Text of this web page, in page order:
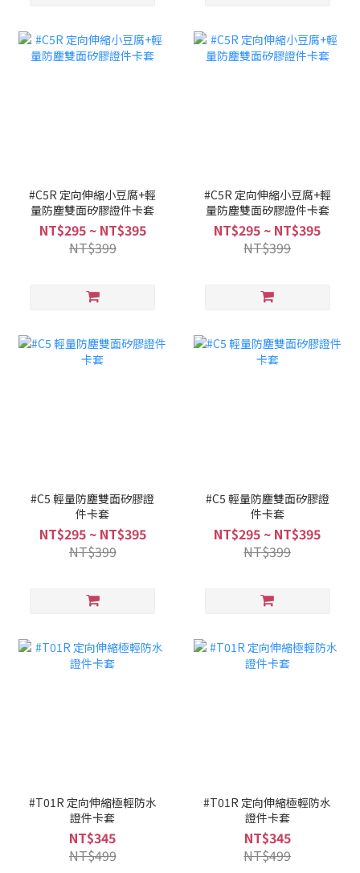
#C5R 定向伸縮小豆腐+輕
量防塵雙面矽膠證件卡套
NT$295 ~ NT$395
NT$399
#C5R 定向伸縮小豆腐+輕
量防塵雙面矽膠證件卡套
NT$295 ~ NT$395
NT$399
#C5 輕量防塵雙面矽膠證
件卡套
NT$295 ~ NT$395
NT$399
#C5 輕量防塵雙面矽膠證
件卡套
NT$295 ~ NT$395
NT$399
#T01R 定向伸縮極輕防水
證件卡套
NT$345
NT$499
#T01R 定向伸縮極輕防水
證件卡套
NT$345
NT$499